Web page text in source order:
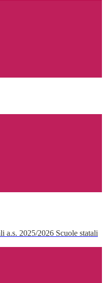
a.s. 2025/2026 Scuole statali